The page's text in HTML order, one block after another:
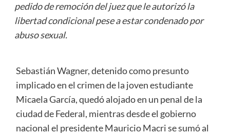
pedido de remoción del juez que le autorizó la
libertad condicional pese a estar condenado por
abuso sexual.
Sebastián Wagner, detenido como presunto
implicado en el crimen de la joven estudiante
Micaela García, quedó alojado en un penal de la
ciudad de Federal, mientras desde el gobierno
nacional el presidente Mauricio Macri se sumó al